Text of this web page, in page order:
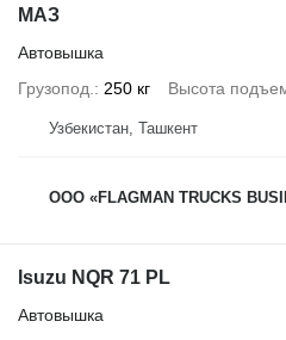
МАЗ
Автовышка
Грузопод.
250 кг Высота
Узбекистан, Ташкент
ООО «FLAGMAN TRUCKS
Isuzu NQR 71 PL
Автовышка